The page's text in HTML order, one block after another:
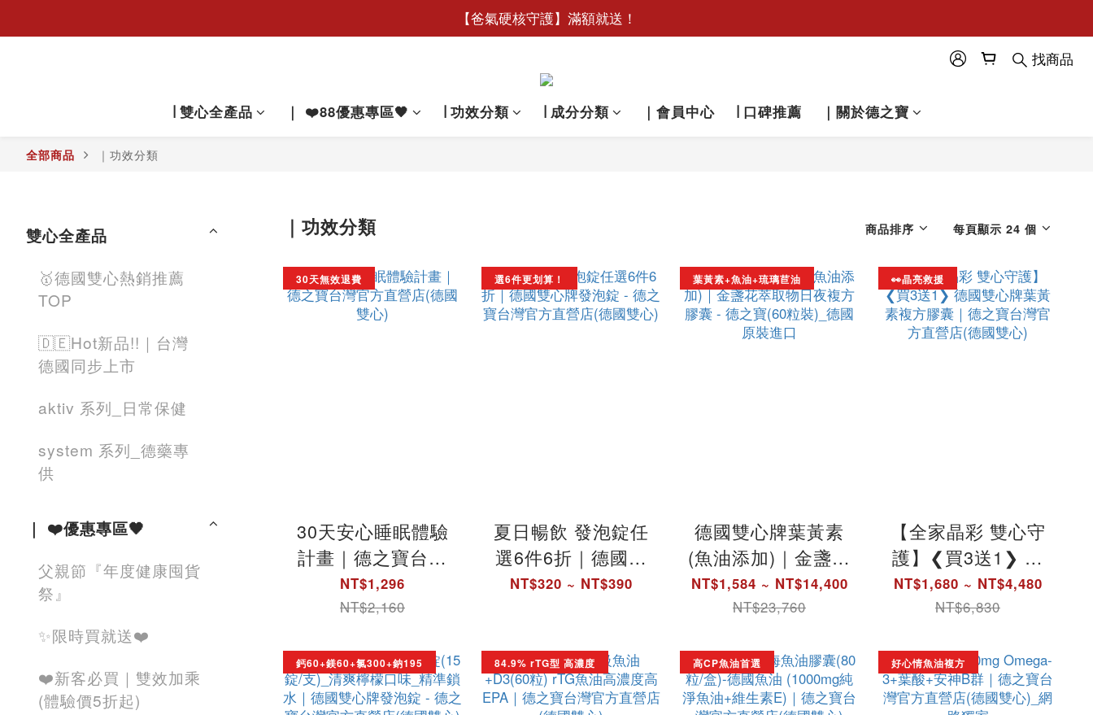
🧧【新客限定】加入德之寶Line好友領188元優惠券
【爸氣硬核守護】滿額就送！
找商品
∣ 雙心全產品 ｜ ❤️88優惠專區🖤 ∣ 功效分類 ∣ 成分分類 ｜會員中心 ∣ 口碑推薦 ｜關於德之寶
全部商品 ｜功效分類
雙心全產品
🥇德國雙心熱銷推薦
TOP
🇩🇪Hot新品!!｜台灣
德國同步上市
aktiv 系列_日常保健
system 系列_德藥專
供
｜ ❤️優惠專區🖤
父親節『年度健康囤貨
祭』
✨限時買就送❤️
❤️新客必買｜雙效加乘
(體驗價5折起)
｜功效分類 商品排序 每頁顯示 24 個
30天無效退費
30天安心睡眠體驗
計畫｜德之寶台灣
官方直營店(德國雙
心)
NT$1,296
NT$2,160
選6件更划算！
夏日暢飲 發泡錠任
選6件6折｜德國雙
心牌發泡錠 - 德之
NT$320 ~ NT$390
葉黃素+魚油+琉璃苣油
德國雙心牌葉黃素
(魚油添加)｜金盞花
萃取物日夜複方膠
囊 - 德之寶(60粒
NT$1,584 ~ NT$14,400
NT$23,760
👀晶亮救援
【全家晶彩 雙心守
護】❮買3送1❯ 德
國雙心牌葉黃素複
方膠囊｜德之寶台
雙心)
NT$1,680 ~ NT$4,480
NT$6,830
鈣60+鎂60+氯300+鈉195 84.9% rTG型 高濃度 高CP魚油首選 好心情魚油複方